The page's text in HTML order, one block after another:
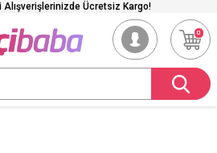
Alışverişlerinizde Ücretsiz Kargo!
0